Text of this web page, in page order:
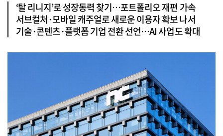
‘탈 리니지’로 성장동력 찾기…포트폴리오 재편 가속
서브컬처·모바일 캐주얼로 새로운 이용자 확보 나서
기술·콘텐츠·플랫폼 기업 전환 선언…AI 사업도 확대